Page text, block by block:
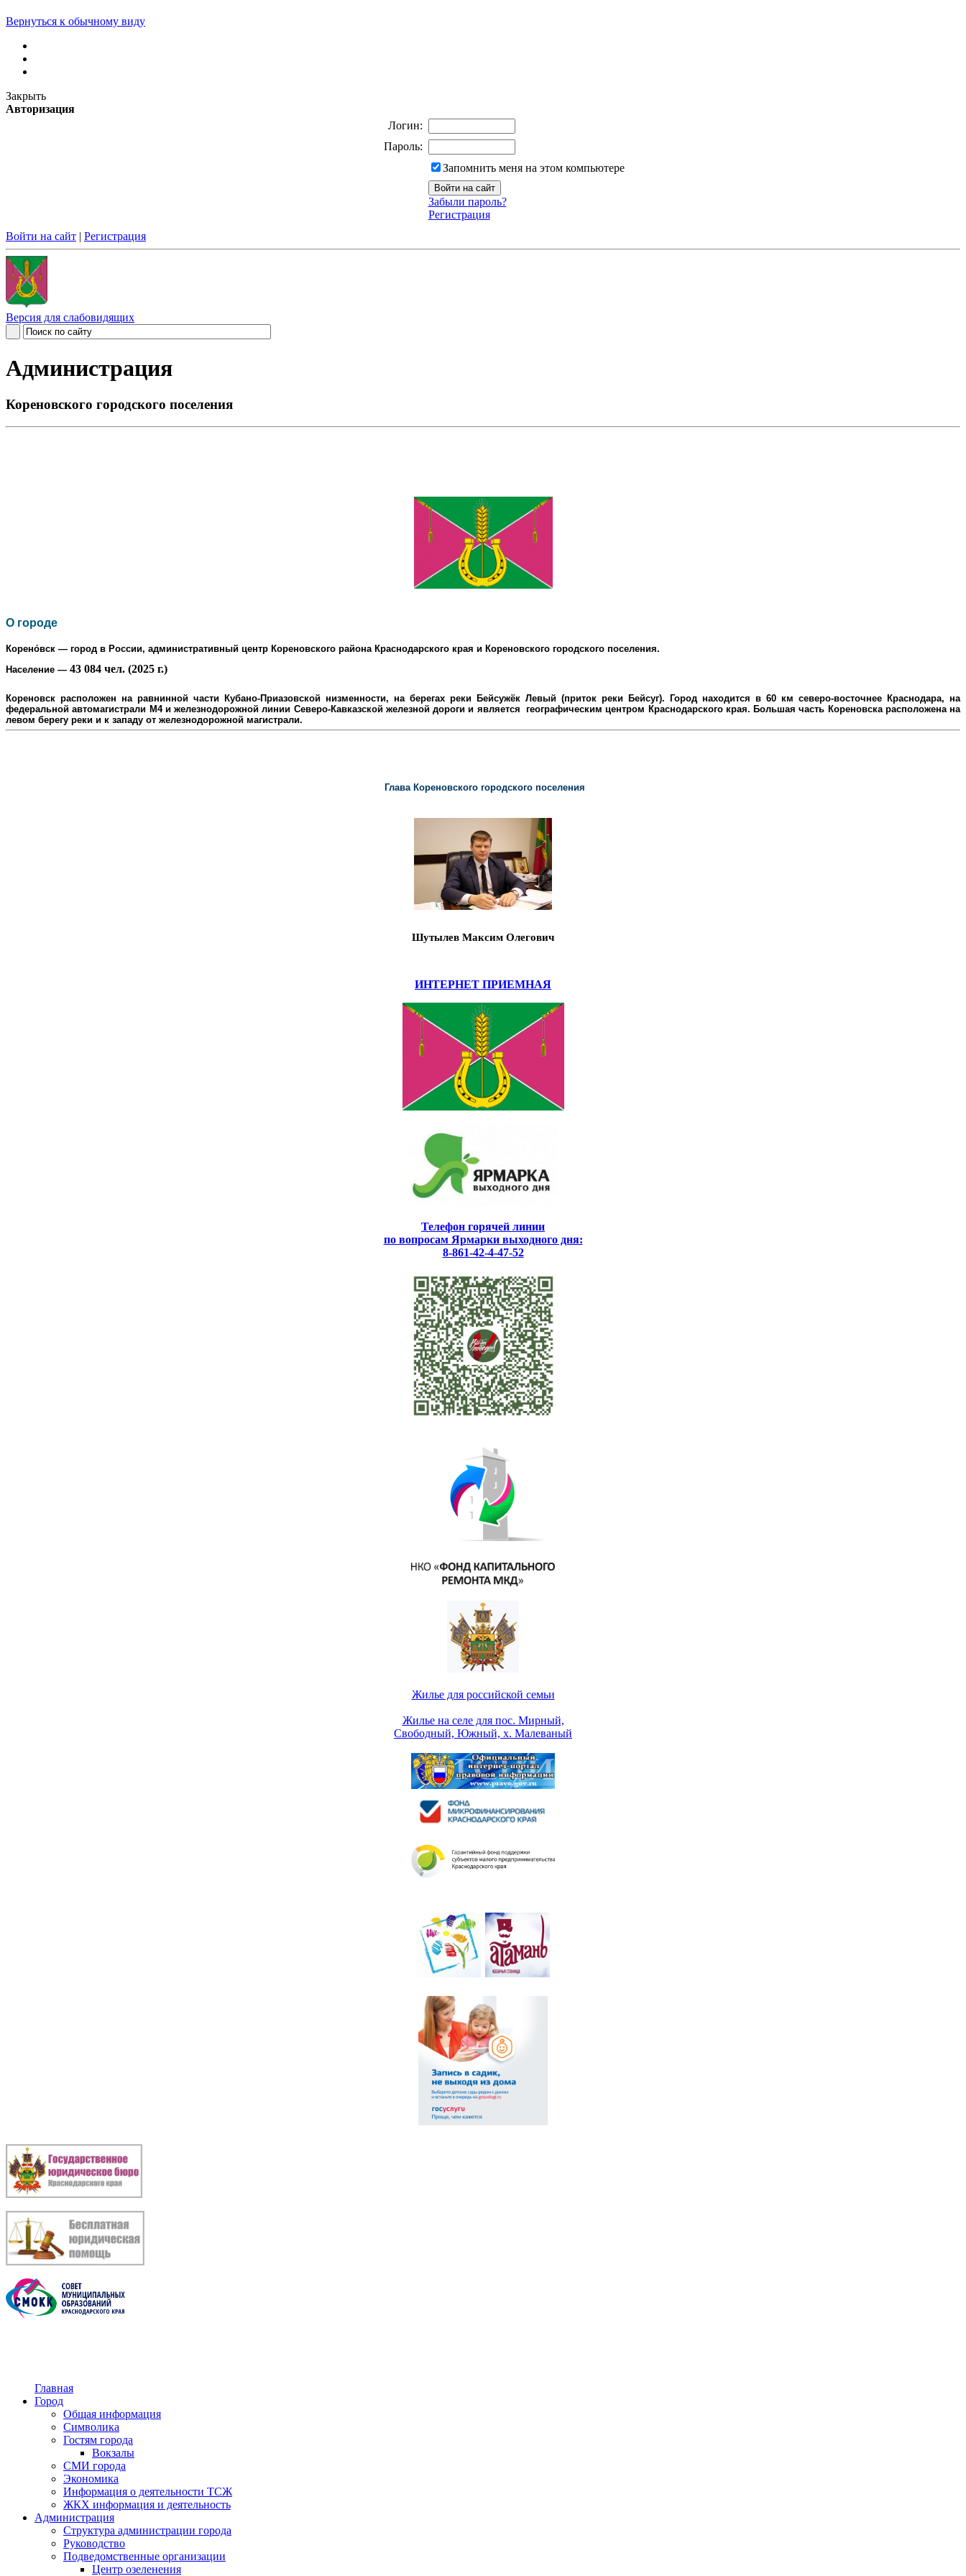
Вернуться к обычному виду
Закрыть
Авторизация
Логин:
Пароль:
Запомнить меня на этом компьютере
Забыли пароль?
Регистрация
Войти на сайт | Регистрация
Версия для слабовидящих
Администрация
Кореновского городского поселения
О городе
Корено́вск — город в России, административный центр Кореновского района Краснодарского края и Кореновского городского поселения.
Население — 43 084 чел. (2025 г.)
Кореновск расположен на равнинной части Кубано-Приазовской низменности, на берегах реки Бейсужёк Левый (приток реки Бейсуг). Город находится в 60 км северо-восточнее Краснодара, на
федеральной автомагистрали М4 и железнодорожной линии Северо-Кавказской железной дороги и является географическим центром Краснодарского края. Большая часть Кореновска расположена на
левом берегу реки и к западу от железнодорожной магистрали.
Глава Кореновского городского поселения
Шутылев Максим Олегович
ИНТЕРНЕТ ПРИЕМНАЯ
Телефон горячей линии
по вопросам Ярмарки выходного дня:
8-861-42-4-47-52
Жилье для российской семьи
Жилье на селе для пос. Мирный,
Свободный, Южный, х. Малеваный
Главная
Город
Общая информация
Символика
Гостям города
Вокзалы
СМИ города
Экономика
Информация о деятельности ТСЖ
ЖКХ информация и деятельность
Администрация
Структура администрации города
Руководство
Подведомственные организации
Центр озеленения